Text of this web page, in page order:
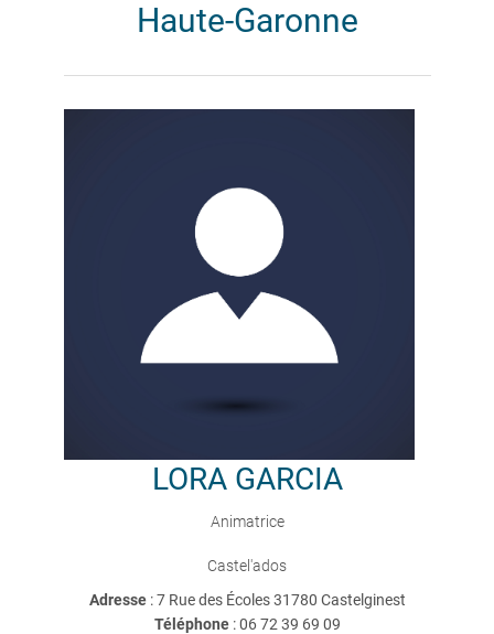
Haute-Garonne
LORA GARCIA
Animatrice
Castel'ados
Adresse : 7 Rue des Écoles 31780 Castelginest
Téléphone:06 72 39 69 09